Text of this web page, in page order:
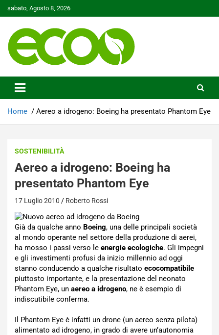
to
sabato, Agosto 8, 2026
Ecoo.it
Home Aereo a idrogeno: Boeing ha presentato Phantom Eye
SOSTENIBILITÀ
Aereo a idrogeno: Boeing ha
presentato Phantom Eye
17 Luglio 2010 Roberto Rossi
Già da qualche anno Boeing, una delle principali società
al mondo operante nel settore della produzione di aerei,
ha mosso i passi verso le energie ecologiche. Gli impegni
e gli investimenti profusi da inizio millennio ad oggi
stanno conducendo a qualche risultato ecocompatibile
piuttosto importante, e la presentazione del neonato
Phantom Eye, un aereo a idrogeno, ne è esempio di
indiscutibile conferma.
Il Phantom Eye è infatti un drone (un aereo senza pilota)
alimentato ad idrogeno, in grado di avere un’autonomia